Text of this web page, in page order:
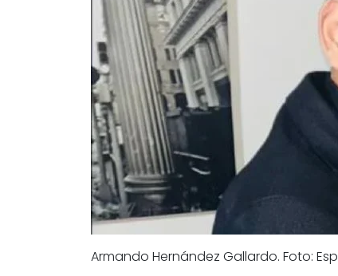
Armando Hernández Gallardo. Foto: